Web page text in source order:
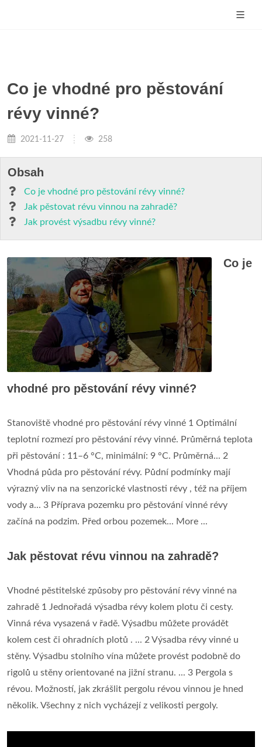
Co je vhodné pro pěstování
révy vinné?
2021-11-27 258
Obsah
Co je vhodné pro pěstování révy vinné?
Jak pěstovat révu vinnou na zahradě?
Jak provést výsadbu révy vinné?
Co je
vhodné pro pěstování révy vinné?
Stanoviště vhodné pro pěstování révy vinné 1 Optimální
teplotní rozmezí pro pěstování révy vinné. Průměrná teplota
při pěstování : 11–6 °C, minimální: 9 °C. Průměrná... 2
Vhodná půda pro pěstování révy. Půdní podmínky mají
výrazný vliv na na senzorické vlastnosti révy , též na příjem
vody a... 3 Příprava pozemku pro pěstování vinné révy
začíná na podzim. Před orbou pozemek... More ...
Jak pěstovat révu vinnou na zahradě?
Vhodné pěstitelské způsoby pro pěstování révy vinné na
zahradě 1 Jednořadá výsadba révy kolem plotu či cesty.
Vinná réva vysazená v řadě. Výsadbu můžete provádět
kolem cest či ohradních plotů . ... 2 Výsadba révy vinné u
stěny. Výsadbu stolního vína můžete provést podobně do
rigolů u stěny orientované na jižní stranu. ... 3 Pergola s
révou. Možností, jak zkrášlit pergolu révou vinnou je hned
několik. Všechny z nich vycházejí z velikosti pergoly.